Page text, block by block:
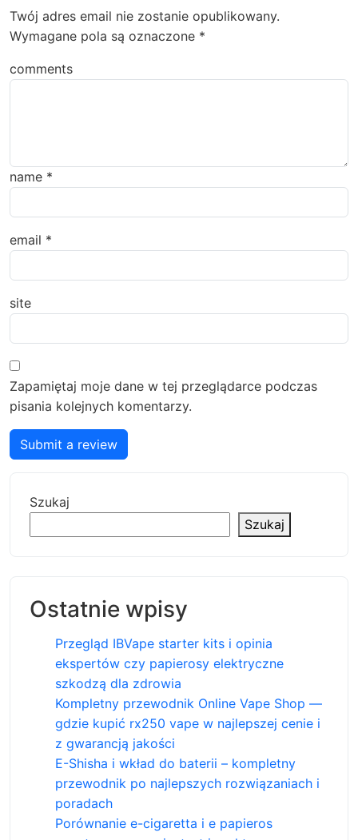
Twój adres email nie zostanie opublikowany.
Wymagane pola są oznaczone *
comments
name *
email *
site
Zapamiętaj moje dane w tej przeglądarce podczas
pisania kolejnych komentarzy.
Submit a review
Szukaj
Szukaj
Ostatnie wpisy
Przegląd IBVape starter kits i opinia
ekspertów czy papierosy elektryczne
szkodzą dla zdrowia
Kompletny przewodnik Online Vape Shop —
gdzie kupić rx250 vape w najlepszej cenie i
z gwarancją jakości
E-Shisha i wkład do baterii – kompletny
przewodnik po najlepszych rozwiązaniach i
poradach
Porównanie e-cigaretta i e papieros